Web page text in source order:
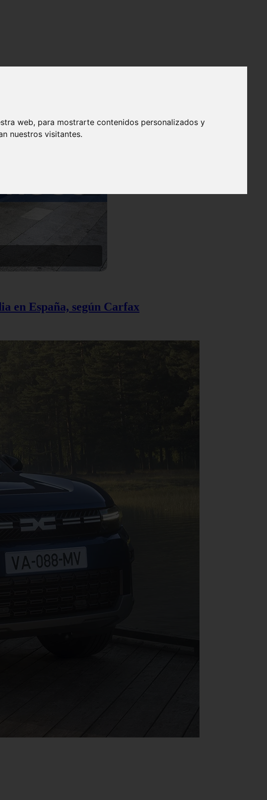
web, para mostrarte contenidos personalizados y
nuestros visitantes.
en España, según Carfax